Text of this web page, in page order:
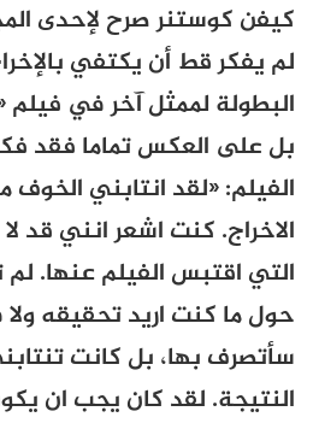
كيفن كوستنر صرح لإحدى
لم يفكر قط أن يكتفي
البطولة لممثل آخر في
بل على العكس تماما فقد
الفيلم: «لقد انتابني
الاخراج. كنت اشعر انني قد لا
التي اقتبس الفيلم عنها.
حول ما كنت اريد تحقيقه
سأتصرف بها، بل كانت
النتيجة. لقد كان يجب ان